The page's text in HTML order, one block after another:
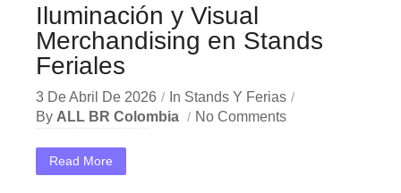
Iluminación y Visual
Merchandising en Stands
Feriales
3 De Abril De 2026 In Stands Y Ferias
By ALL BR Colombia No Comments
Read More